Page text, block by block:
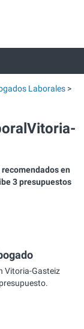
Laborales
en
3 presupuestos
Vitoria-Gasteiz